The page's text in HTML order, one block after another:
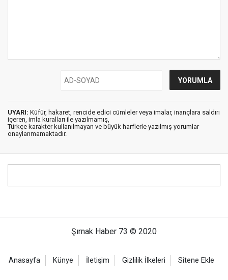
UYARI: Küfür, hakaret, rencide edici cümleler veya imalar, inançlara saldırı
içeren, imla kuralları ile yazılmamış,
Türkçe karakter kullanılmayan ve büyük harflerle yazılmış yorumlar
onaylanmamaktadır.
Şırnak Haber 73 © 2020
Anasayfa Künye İletişim Gizlilik İlkeleri Sitene Ekle